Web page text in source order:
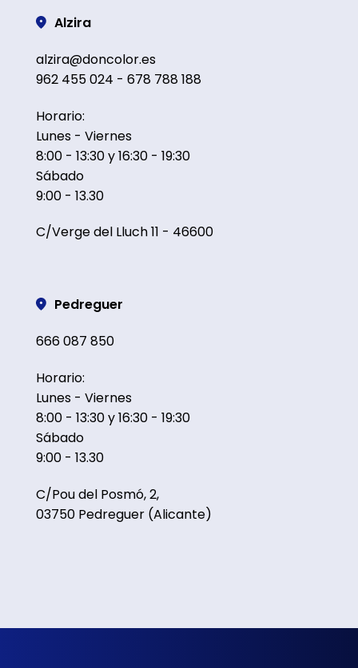
Alzira
alzira@doncolor.es
962 455 024 - 678 788 188
Horario:
Lunes - Viernes
8:00 - 13:30 y 16:30 - 19:30
Sábado
9:00 - 13.30
C/Verge del Lluch 11 - 46600
Pedreguer
666 087 850
Horario:
Lunes - Viernes
8:00 - 13:30 y 16:30 - 19:30
Sábado
9:00 - 13.30
C/Pou del Posmó, 2,
03750 Pedreguer (Alicante)